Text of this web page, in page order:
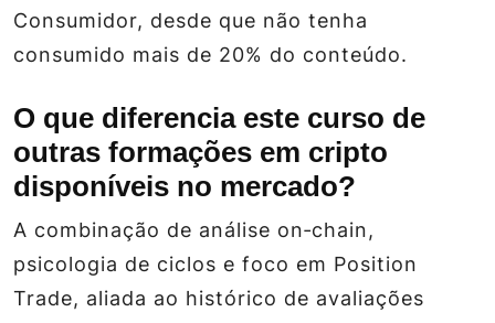
Consumidor, desde que não tenha
consumido mais de 20% do conteúdo.
O que diferencia este curso de
outras formações em cripto
disponíveis no mercado?
A combinação de análise on‑chain,
psicologia de ciclos e foco em Position
Trade, aliada ao histórico de avaliações